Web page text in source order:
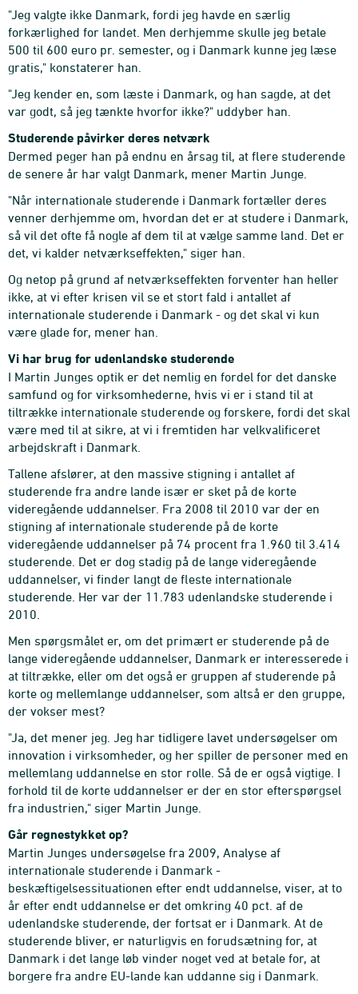
"Jeg valgte ikke Danmark, fordi jeg havde en særlig
forkærlighed for landet. Men derhjemme skulle jeg betale
500 til 600 euro pr. semester, og i Danmark kunne jeg læse
gratis," konstaterer han.
"Jeg kender en, som læste i Danmark, og han sagde, at det
var godt, så jeg tænkte hvorfor ikke?" uddyber han.
Studerende påvirker deres netværk
Dermed peger han på endnu en årsag til, at flere studerende
de senere år har valgt Danmark, mener Martin Junge.
"Når internationale studerende i Danmark fortæller deres
venner derhjemme om, hvordan det er at studere i Danmark,
så vil det ofte få nogle af dem til at vælge samme land. Det er
det, vi kalder netværkseffekten," siger han.
Og netop på grund af netværkseffekten forventer han heller
ikke, at vi efter krisen vil se et stort fald i antallet af
internationale studerende i Danmark - og det skal vi kun
være glade for, mener han.
Vi har brug for udenlandske studerende
I Martin Junges optik er det nemlig en fordel for det danske
samfund og for virksomhederne, hvis vi er i stand til at
tiltrække internationale studerende og forskere, fordi det skal
være med til at sikre, at vi i fremtiden har velkvalificeret
arbejdskraft i Danmark.
Tallene afslører, at den massive stigning i antallet af
studerende fra andre lande især er sket på de korte
videregående uddannelser. Fra 2008 til 2010 var der en
stigning af internationale studerende på de korte
videregående uddannelser på 74 procent fra 1.960 til 3.414
studerende. Det er dog stadig på de lange videregående
uddannelser, vi finder langt de fleste internationale
studerende. Her var der 11.783 udenlandske studerende i
2010.
Men spørgsmålet er, om det primært er studerende på de
lange videregående uddannelser, Danmark er interesserede i
at tiltrække, eller om det også er gruppen af studerende på
korte og mellemlange uddannelser, som altså er den gruppe,
der vokser mest?
"Ja, det mener jeg. Jeg har tidligere lavet undersøgelser om
innovation i virksomheder, og her spiller de personer med en
mellemlang uddannelse en stor rolle. Så de er også vigtige. I
forhold til de korte uddannelser er der en stor efterspørgsel
fra industrien," siger Martin Junge.
Går regnestykket op?
Martin Junges undersøgelse fra 2009, Analyse af
internationale studerende i Danmark -
beskæftigelsessituationen efter endt uddannelse, viser, at to
år efter endt uddannelse er det omkring 40 pct. af de
udenlandske studerende, der fortsat er i Danmark. At de
studerende bliver, er naturligvis en forudsætning for, at
Danmark i det lange løb vinder noget ved at betale for, at
borgere fra andre EU-lande kan uddanne sig i Danmark.